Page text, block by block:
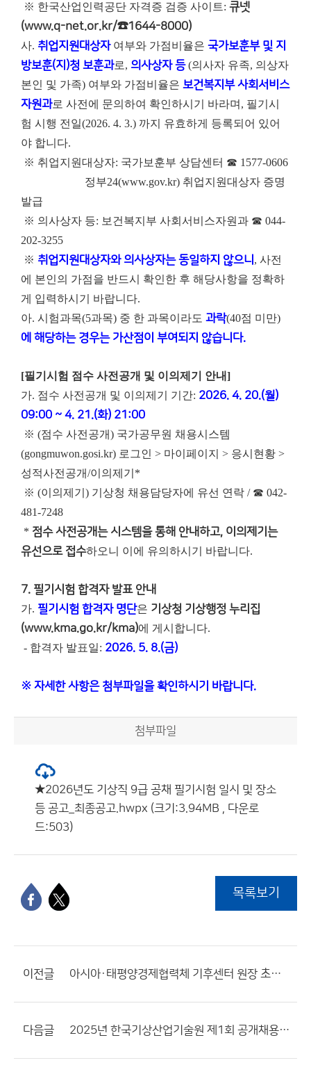
※ 한국산업인력공단 자격증 검증 사이트: 큐넷
(www.q-net.or.kr/☎1644-8000)
사. 취업지원대상자여부와 가점비율은 국가보훈부 및 지
방보훈(지)청 보훈과로, 의사상자 등(의사자 유족, 의상자
본인 및 가족) 여부와 가점비율은 보건복지부 사회서비스
자원과로 사전에 문의하여 확인하시기 바라며, 필기시
험 시행 전일(2026. 4. 3.) 까지 유효하게 등록되어 있어
야 합니다.
※ 취업지원대상자: 국가보훈부 상담센터 ☎ 1577-0606
정부24(www.gov.kr) 취업지원대상자 증명
발급
※ 의사상자 등: 보건복지부 사회서비스자원과 ☎ 044-
202-3255
※ 취업지원대상자와 의사상자는 동일하지 않으니 , 사전
에 본인의 가점을 반드시 확인한 후 해당사항을 정확하
게 입력하시기 바랍니다.
아. 시험과목(5과목) 중 한 과목이라도 과락(40점 미만)
에 해당하는 경우는 가산점이 부여되지 않습니다.
[필기시험 점수 사전공개 및 이의제기 안내]
가. 점수 사전공개 및 이의제기 기간: 2026. 4. 20.(월)
09:00 ~ 4. 21.(화) 21:00
※ (점수 사전공개) 국가공무원 채용시스템
(gongmuwon.gosi.kr) 로그인 > 마이페이지 > 응시현황 >
성적사전공개/이의제기*
※ (이의제기) 기상청 채용담당자에 유선 연락 / ☎ 042-
481-7248
* 점수 사전공개는 시스템을 통해 안내하고, 이의제기는
유선으로 접수하오니 이에 유의하시기 바랍니다.
7. 필기시험 합격자 발표 안내
가. 필기시험 합격자 명단은 기상청 기상행정 누리집
(www.kma.go.kr/kma)에 게시합니다.
- 합격자 발표일: 2026. 5. 8.(금)
※ 자세한 사항은 첨부파일을 확인하시기 바랍니다.
첨부파일
★2026년도 기상직 9급 공채 필기시험 일시 및 장소
등 공고_최종공고.hwpx (크기:3.94MB , 다운로
드:503)
목록보기
이전글 아시아·태평양경제협력체 기후센터 원장 초빙 공고
다음글 2025년 한국기상산업기술원 제1회 공개채용 공고